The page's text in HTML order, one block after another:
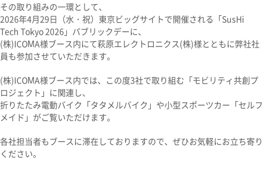
その取り組みの一環として、
2026年4月29日（水・祝）東京ビッグサイトで開催される「SusHi
Tech Tokyo 2026」パブリックデーに、
(株)ICOMA様ブース内にて萩原エレクトロニクス(株)様とともに弊社社
員も参加させていただきます。
(株)ICOMA様ブース内では、この度3社で取り組む「モビリティ共創プ
ロジェクト」に関連し、
折りたたみ電動バイク「タタメルバイク」や小型スポーツカー「セルフ
メイド」がご覧いただけます。
各社担当者もブースに滞在しておりますので、ぜひお気軽にお立ち寄り
ください。